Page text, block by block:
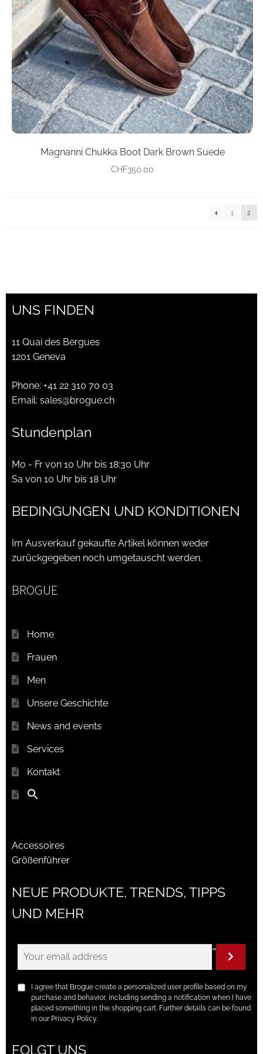
Magnanni Chukka Boot Dark Brown Suede
CHF350.00
auf
der
Produktseite
gewählt
werden
← 1 2
UNS FINDEN
11 Quai des Bergues
1201 Geneva
Phone: +41 22 310 70 03
Email: sales@brogue.ch
Stundenplan
Mo - Fr von 10 Uhr bis 18:30 Uhr
Sa von 10 Uhr bis 18 Uhr
BEDINGUNGEN UND KONDITIONEN
Im Ausverkauf gekaufte Artikel können weder
zurückgegeben noch umgetauscht werden.
BROGUE
Home
Frauen
Men
Unsere Geschichte
News and events
Services
Kontakt
Accessoires
Größenführer
NEUE PRODUKTE, TRENDS, TIPPS
UND MEHR
"
I agree that Brogue create a personalized user profile based on my
purchase and behavior, including sending a notification when I have
placed something in the shopping cart. Further details can be found
in our Privacy Policy.
FOLGT UNS